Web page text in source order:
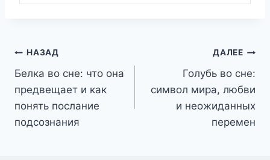
Навигация
по
записям
НАЗАД
Белка во сне: что она
предвещает и как
понять послание
подсознания
ДАЛЕЕ
Голубь во сне:
символ мира, любви
и неожиданных
перемен